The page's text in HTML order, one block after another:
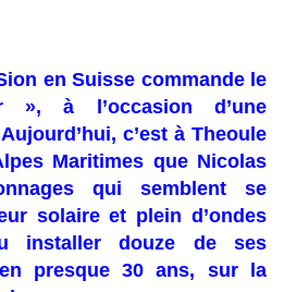
en Suisse commande le
», à l’occasion d’une
c’est à Theoule
Maritimes que Nicolas
qui semblent se
solaire et plein d’ondes
installer douze de ses
presque 30 ans, sur la